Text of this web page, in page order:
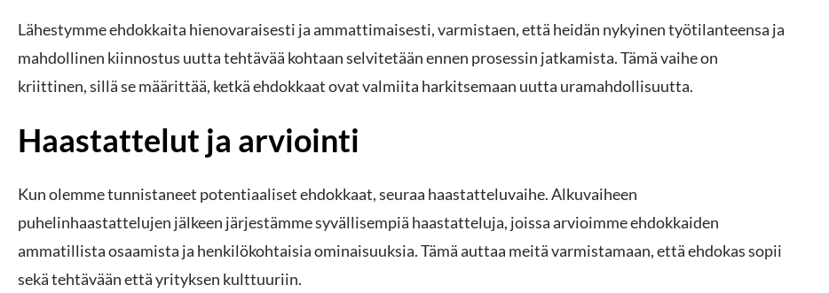
Lähestymme ehdokkaita hienovaraisesti ja ammattimaisesti, varmistaen, että heidän nykyinen työtilanteensa ja
mahdollinen kiinnostus uutta tehtävää kohtaan selvitetään ennen prosessin jatkamista. Tämä vaihe on
kriittinen, sillä se määrittää, ketkä ehdokkaat ovat valmiita harkitsemaan uutta uramahdollisuutta.
Haastattelut ja arviointi
Kun olemme tunnistaneet potentiaaliset ehdokkaat, seuraa haastatteluvaihe. Alkuvaiheen
puhelinhaastattelujen jälkeen järjestämme syvällisempiä haastatteluja, joissa arvioimme ehdokkaiden
ammatillista osaamista ja henkilökohtaisia ominaisuuksia. Tämä auttaa meitä varmistamaan, että ehdokas sopii
sekä tehtävään että yrityksen kulttuuriin.